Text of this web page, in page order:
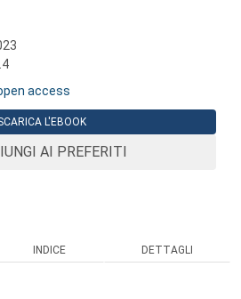
access
L'EBOOK
AI PREFERITI
INDICE DETTAGLI